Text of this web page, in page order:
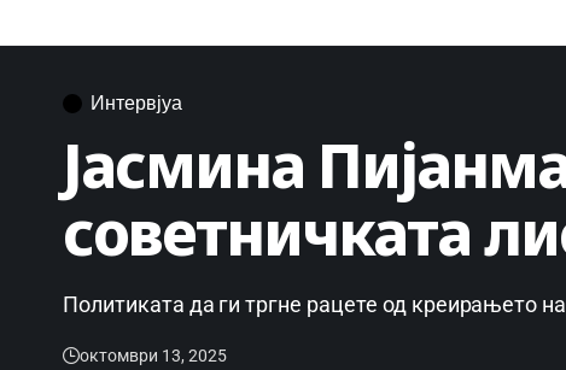
Интервјуа
Јасмина
советничката
Политиката да ги тргне рацете од креирањето
октомври 13, 2025